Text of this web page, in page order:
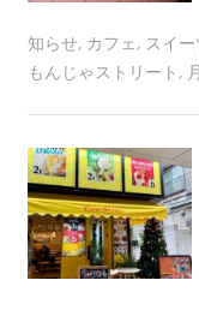
知らせ, カフェ, スイー
もんじゃストリート ,